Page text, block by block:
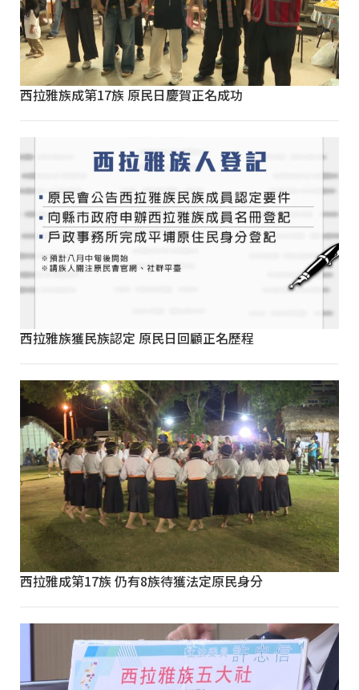
西拉雅族成第17族 原民日慶賀正名成功
西拉雅族獲民族認定 原民日回顧正名歷程
西拉雅成第17族 仍有8族待獲法定原民身分